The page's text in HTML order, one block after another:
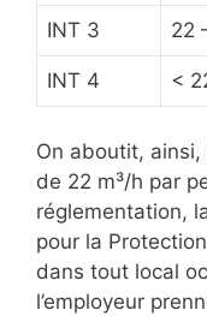
INT 3 22
INT 4 <
On aboutit, ainsi,
de 22 m³/h par
réglementation,
pour la
dans tout local
l’employeur